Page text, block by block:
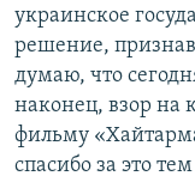
украинское
решение,
думаю, что
наконец, взор на
фильму
спасибо за это